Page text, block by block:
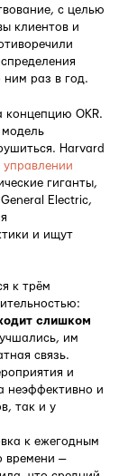
с целью
клиентов и
ним раз в год.
концепцию OKR.
Harvard
гиганты,
Electric,
и ищут
к трём
слишком
им
связь.
и
неэффективно и
так и у
к ежегодным
времени —